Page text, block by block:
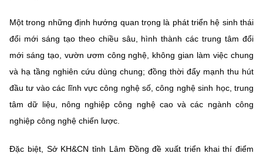
Một trong những định hướng quan trọng là phát triển hệ sinh thái
đổi mới sáng tạo theo chiều sâu, hình thành các trung tâm đổi
mới sáng tạo, vườn ươm công nghệ, không gian làm việc chung
và hạ tầng nghiên cứu dùng chung; đồng thời đẩy mạnh thu hút
đầu tư vào các lĩnh vực công nghệ số, công nghệ sinh học, trung
tâm dữ liệu, nông nghiệp công nghệ cao và các ngành công
nghiệp công nghệ chiến lược.
Đặc biệt, Sở KH&CN tỉnh Lâm Đồng đề xuất triển khai thí điểm